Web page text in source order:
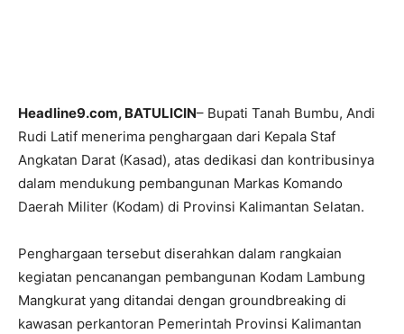
Headline9.com, BATULICIN– Bupati Tanah Bumbu, Andi
Rudi Latif menerima penghargaan dari Kepala Staf
Angkatan Darat (Kasad), atas dedikasi dan kontribusinya
dalam mendukung pembangunan Markas Komando
Daerah Militer (Kodam) di Provinsi Kalimantan Selatan.
Penghargaan tersebut diserahkan dalam rangkaian
kegiatan pencanangan pembangunan Kodam Lambung
Mangkurat yang ditandai dengan groundbreaking di
kawasan perkantoran Pemerintah Provinsi Kalimantan